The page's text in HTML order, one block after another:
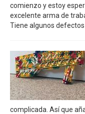
comienzo y estoy
excelente arma de
Tiene algunos
complicada. Así que